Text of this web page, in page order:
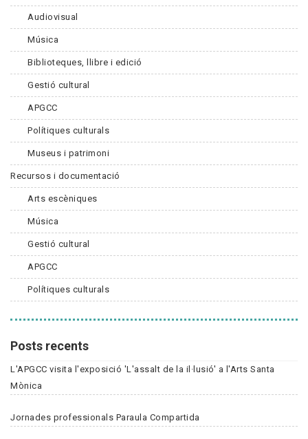
Audiovisual
Música
Biblioteques, llibre i edició
Gestió cultural
APGCC
Polítiques culturals
Museus i patrimoni
Recursos i documentació
Arts escèniques
Música
Gestió cultural
APGCC
Polítiques culturals
Posts recents
L'APGCC visita l'exposició 'L'assalt de la il·lusió' a l'Arts Santa
Mònica
Jornades professionals Paraula Compartida